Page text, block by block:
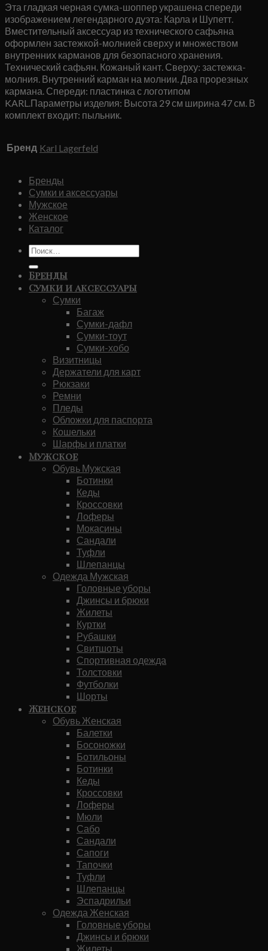
Эта гладкая черная сумка-шоппер украшена спереди
изображением легендарного дуэта: Карла и Шупетт.
Вместительный аксессуар из технического сафьяна
оформлен застежкой-молнией сверху и множеством
внутренних карманов для безопасного хранения.
Технический сафьян. Кожаный кант. Сверху: застежка-
молния. Внутренний карман на молнии. Два прорезных
кармана. Спереди: пластинка с логотипом
KARL.Параметры изделия: Высота 29 см ширина 47 см. В
комплект входит: пыльник.
Бренд Karl Lagerfeld
Бренды
Сумки и аксессуары
Мужское
Женское
Каталог
Искать:
Бренды
Сумки и аксессуары
Сумки
Багаж
Сумки-дафл
Сумки-тоут
Сумки-хобо
Визитницы
Держатели для карт
Рюкзаки
Ремни
Пледы
Обложки для паспорта
Кошельки
Шарфы и платки
Мужское
Обувь Мужская
Ботинки
Кеды
Кроссовки
Лоферы
Мокасины
Сандали
Туфли
Шлепанцы
Одежда Мужская
Головные уборы
Джинсы и брюки
Жилеты
Куртки
Рубашки
Свитшоты
Спортивная одежда
Толстовки
Футболки
Шорты
Женское
Обувь Женская
Балетки
Босоножки
Ботильоны
Ботинки
Кеды
Кроссовки
Лоферы
Мюли
Сабо
Сандали
Сапоги
Тапочки
Туфли
Шлепанцы
Эспадрильи
Одежда Женская
Головные уборы
Джинсы и брюки
Жилеты